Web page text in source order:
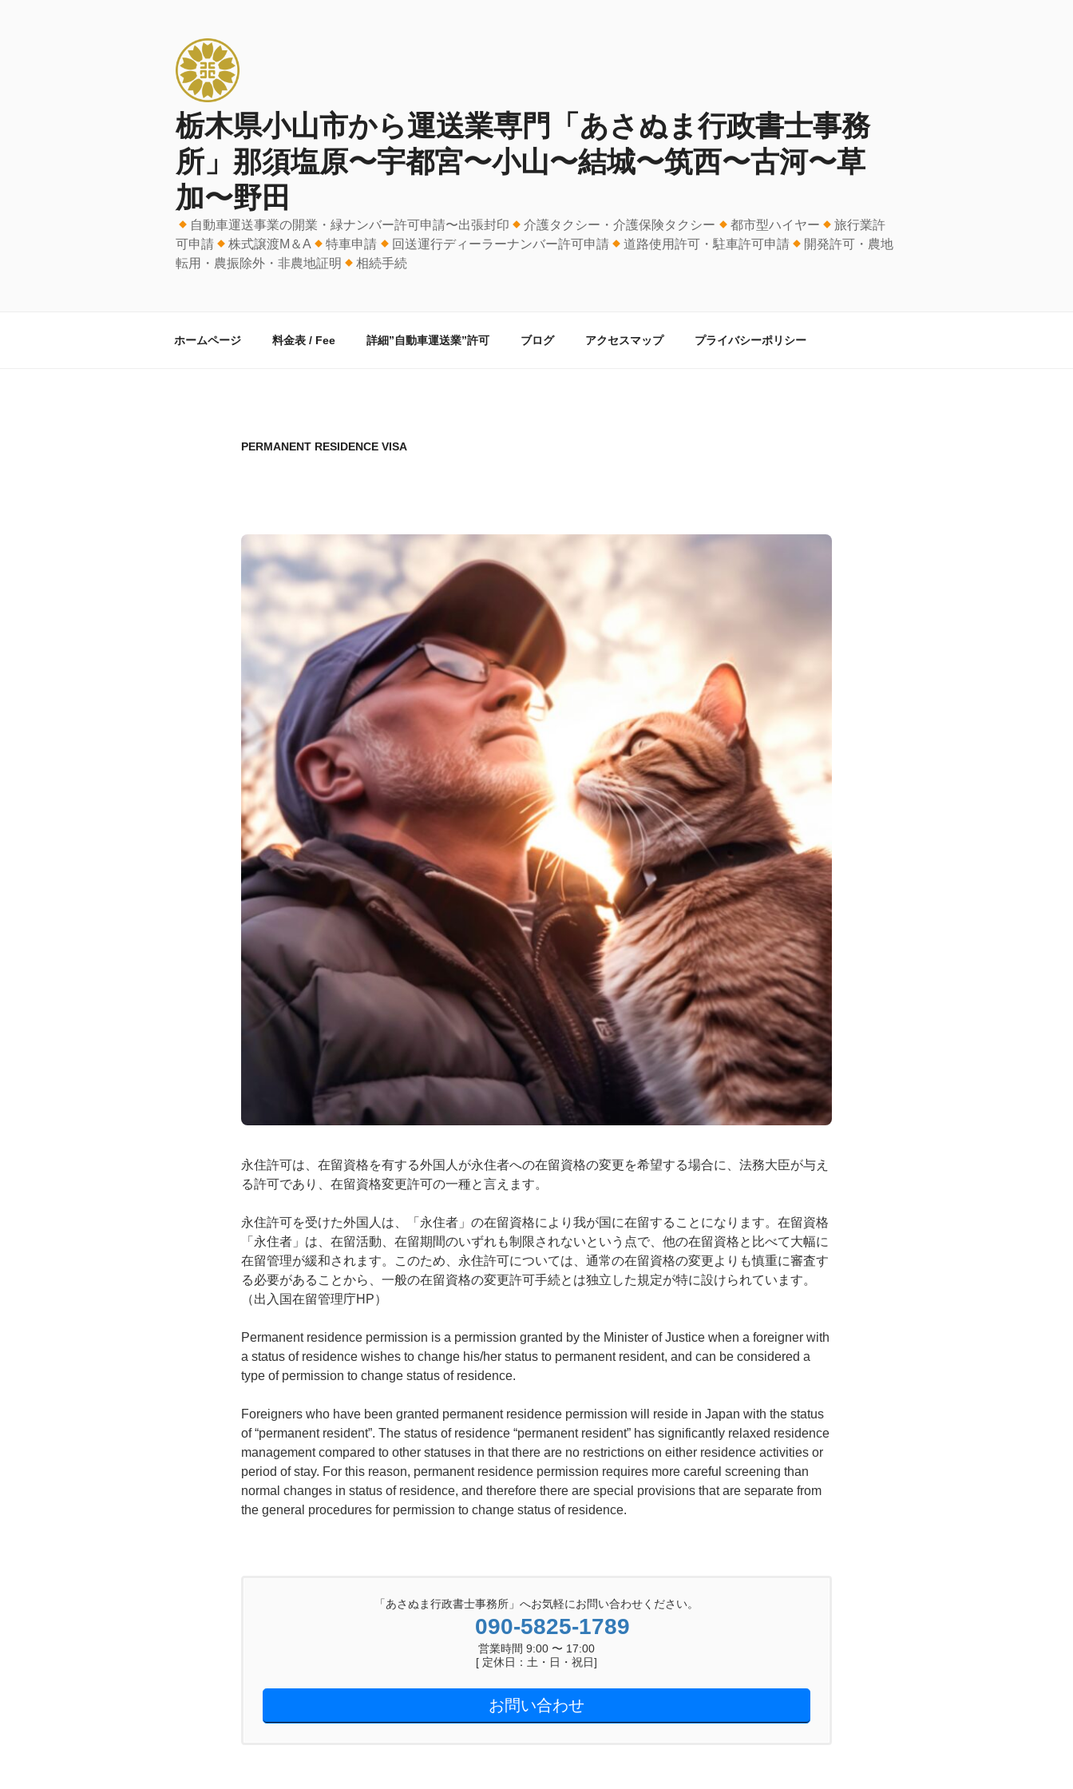
栃木県小山市から運送業専門「あさぬま行政書士事務
所」那須塩原〜宇都宮〜小山〜結城〜筑西〜古河〜草
加〜野田
自動車運送事業の開業・緑ナンバー許可申請〜出張封印 介護タクシー・介護保険タクシー 都市型ハイヤー
旅行業許
可申請
株式譲渡M＆A 特車申請 回送運行ディーラーナンバー許可申請 道路使用許可・駐車許可申請
開発許可・農地
転用・農振除外・非農地証明
相続手続
ホームページ 料金表 / Fee 詳細”自動車運送業”許可 ブログ アクセスマップ プライバシーポリシー
PERMANENT RESIDENCE VISA
永住許可は、在留資格を有する外国人が永住者への在留資格の変更を希望する場合に、法務大臣が与え
る許可であり、在留資格変更許可の一種と言えます。
永住許可を受けた外国人は、「永住者」の在留資格により我が国に在留することになります。在留資格
「永住者」は、在留活動、在留期間のいずれも制限されないという点で、他の在留資格と比べて大幅に
在留管理が緩和されます。このため、永住許可については、通常の在留資格の変更よりも慎重に審査す
る必要があることから、一般の在留資格の変更許可手続とは独立した規定が特に設けられています。
（出入国在留管理庁HP）
Permanent residence permission is a permission granted by the Minister of Justice when a foreigner with
a status of residence wishes to change his/her status to permanent resident, and can be considered a
type of permission to change status of residence.
Foreigners who have been granted permanent residence permission will reside in Japan with the status
of “permanent resident”. The status of residence “permanent resident” has significantly relaxed residence
management compared to other statuses in that there are no restrictions on either residence activities or
period of stay. For this reason, permanent residence permission requires more careful screening than
normal changes in status of residence, and therefore there are special provisions that are separate from
the general procedures for permission to change status of residence.
「あさぬま行政書士事務所」へお気軽にお問い合わせください。
090-5825-1789
営業時間 9:00 〜 17:00
[ 定休日：土・日・祝日]
お問い合わせ